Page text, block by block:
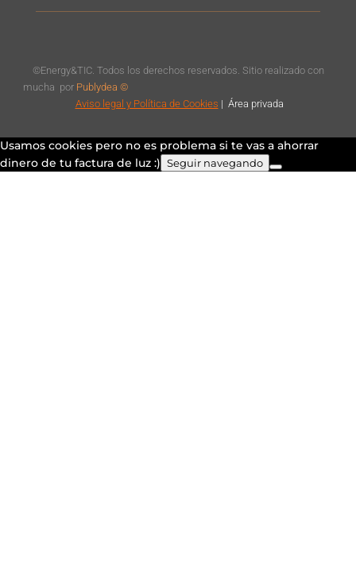
©Energy&TIC. Todos los derechos reservados. Sitio realizado con
mucha por Publydea ©
Aviso legal y Política de Cookies | Área privada
Usamos cookies pero no es problema si te vas a ahorrar
dinero de tu factura de luz :) Seguir navegando